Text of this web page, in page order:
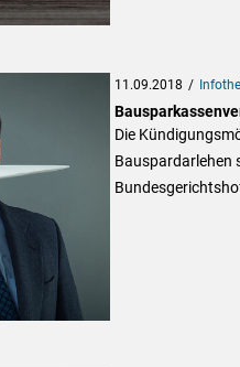
11.09.2018
Die
Bauspardarlehen